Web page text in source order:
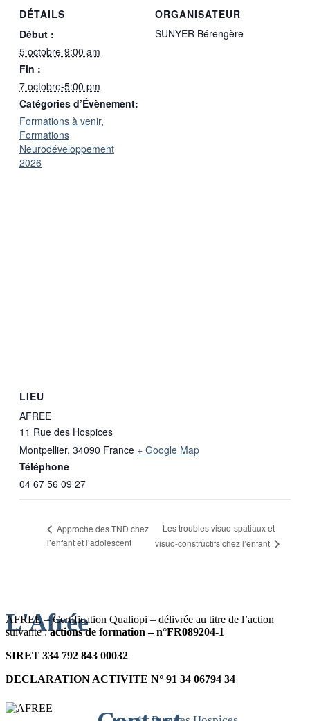
DÉTAILS
Début :
5 octobre-9:00 am
Fin :
7 octobre-5:00 pm
Catégories d’Évènement:
Formations à venir,
Formations
Neurodéveloppement
2026
ORGANISATEUR
SUNYER Bérengère
LIEU
AFREE
11 Rue des Hospices
Montpellier, 34090 France + Google Map
Téléphone
04 67 56 09 27
Approche des TND chez
l’enfant et l’adolescent
Les troubles visuo-spatiaux et
visuo-constructifs chez l’enfant
L'Afrée
AFREE – Certification Qualiopi – délivrée au titre de l’action
suivante :actions de formation – n°FR089204-1
SIRET 334 792 843 00032
DECLARATION ACTIVITE N° 91 34 06794 34